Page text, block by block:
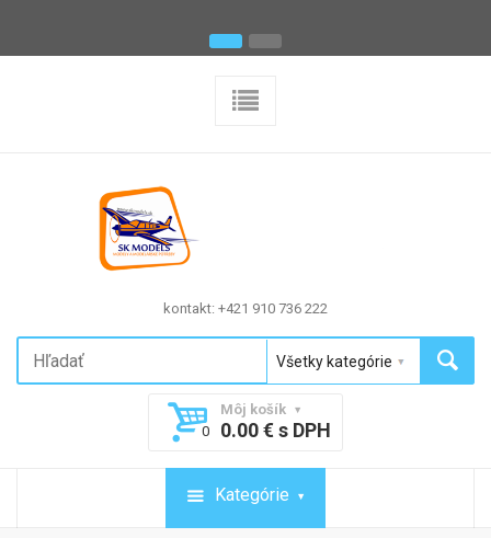
kontakt: +421 910 736 222
Môj košík
0
0.00 € s DPH
Kategórie